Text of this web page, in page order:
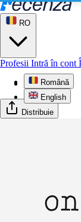
RO
Română
English
Profesii Intră în cont
Profil
Distribuie